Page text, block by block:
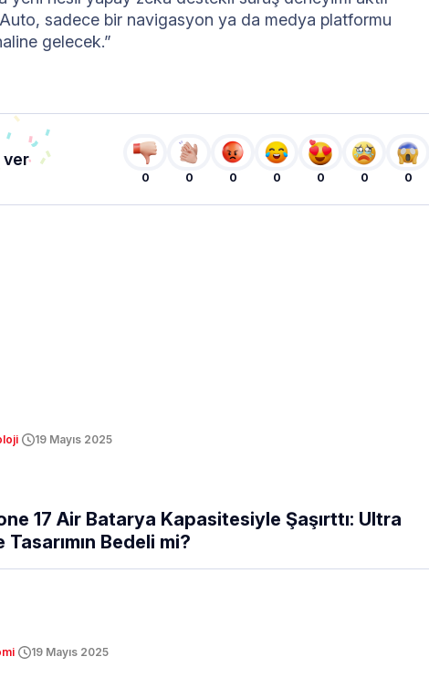
sadece bir navigasyon ya da medya platformu
gelecek.”
ver
0 0 0 0 0 0 0
19 Mayıs 2025
17 Air Batarya Kapasitesiyle Şaşırttı: Ultra
Tasarımın Bedeli mi?
19 Mayıs 2025